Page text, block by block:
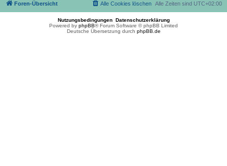
Foren-Übersicht Alle Zeiten sind UTC+02:00
Alle Cookies löschen
Nutzungsbedingungen Datenschutzerklärung
Powered by phpBB® Forum Software © phpBB Limited
Deutsche Übersetzung durch phpBB.de